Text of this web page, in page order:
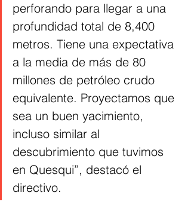
perforando para llegar a una
profundidad total de 8,400
metros. Tiene una expectativa
a la media de más de 80
millones de petróleo crudo
equivalente. Proyectamos que
sea un buen yacimiento,
incluso similar al
descubrimiento que tuvimos
en Quesqui”, destacó el
directivo.